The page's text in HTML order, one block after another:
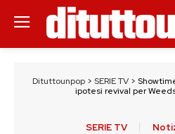
Dituttounpop> SERIE TV>
ipotesi revival per
SERIE TV